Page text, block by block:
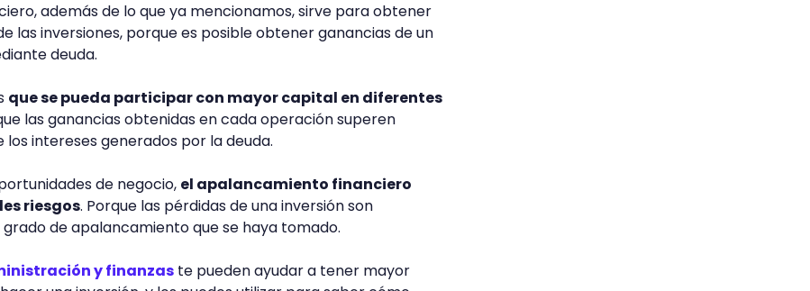
además de lo que ya mencionamos, sirve para obtener
las inversiones, porque es posible obtener ganancias de un
deuda.
que se pueda participar con mayor capital en diferentes
las ganancias obtenidas en cada operación superen
intereses generados por la deuda.
de negocio, el apalancamiento financiero
riesgos. Porque las pérdidas de una inversión son
de apalancamiento que se haya tomado.
y finanzas te pueden ayudar a tener mayor